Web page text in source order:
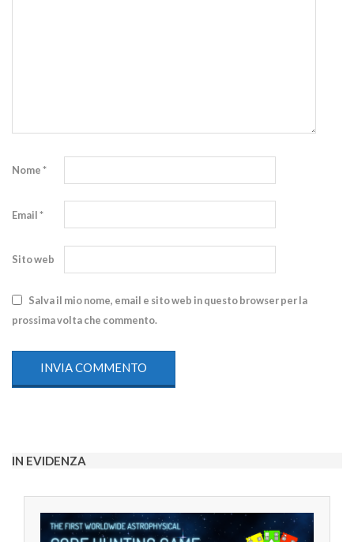
Nome*
Email*
Sito web
Salva il mio nome, email e sito web in questo browser per la
prossima volta che commento.
IN EVIDENZA